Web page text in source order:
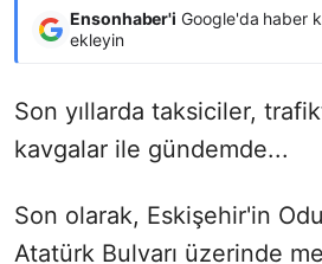
Ensonhaber'i Google'da haber
ekleyin
Son yıllarda taksiciler,
kavgalar ile gündemde...
Son olarak, Eskişehir'in
Atatürk Bulvarı üzerinde